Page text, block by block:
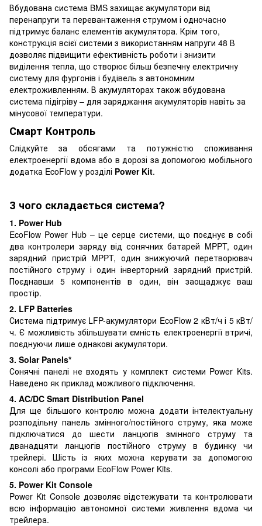
Вбудована система BMS захищає акумулятори від
перенапруги та перевантаження струмом і одночасно
підтримує баланс елементів акумулятора. Крім того,
конструкція всієї системи з використанням напруги 48 В
дозволяє підвищити ефективність роботи і знизити
виділення тепла, що створює більш безпечну електричну
систему для фургонів і будівель з автономним
електроживленням. В акумуляторах також вбудована
система підігріву – для заряджання акумуляторів навіть за
мінусової температури.
Смарт Контроль
Слідкуйте за обсягами та потужністю споживання
електроенергії вдома або в дорозі за допомогою мобільного
додатка EcoFlow у розділі Power Kit.
З чого складається система?
1. Power Hub
EcoFlow Power Hub – це серце системи, що поєднує в собі
два контролери заряду від сонячних батарей MPPT, один
зарядний пристрій MPPT, один знижуючий перетворювач
постійного струму і один інверторний зарядний пристрій.
Поєднавши 5 компонентів в один, він заощаджує ваш
простір.
2. LFP Batteries
Система підтримує LFP-акумулятори EcoFlow 2 кВт/ч і 5 кВт/
ч. Є можливість збільшувати ємність електроенергії втричі,
поєднуючи лише однакові акумулятори.
3. Solar Panels*
Сонячні панелі не входять у комплект системи Power Kits.
Наведено як приклад можливого підключення.
4. AC/DC Smart Distribution Panel
Для ще більшого контролю можна додати інтелектуальну
розподільну панель змінного/постійного струму, яка може
підключатися до шести ланцюгів змінного струму та
дванадцяти ланцюгів постійного струму в будинку чи
трейлері. Шість із яких можна керувати за допомогою
консолі або програми EcoFlow Power Kits.
5. Power Kit Console
Power Kit Console дозволяє відстежувати та контролювати
всю інформацію автономної системи живлення вдома чи
трейлера.